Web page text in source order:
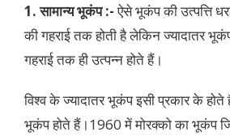
1. सामान्य भूकंप :-ऐसे भूकंप की उत्पत्ति
की गहराई तक होती है लेकिन ज्यादातर
गहराई तक ही उत्पन्न होते हैं।
विश्व के ज्यादातर भूकंप इसी प्रकार के होते
भूकंप होते हैं।1960 में मोरक्को का भूकंप